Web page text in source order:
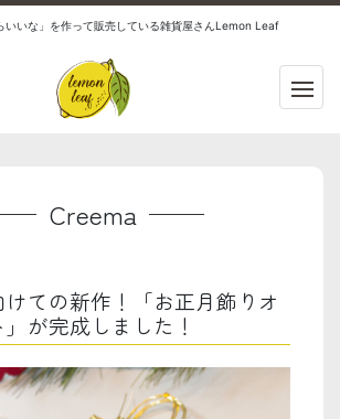
いいな」を作って販売している雑貨屋さんLemon Leaf
Creema
ての新作！「お正月飾りオ
が完成しました！